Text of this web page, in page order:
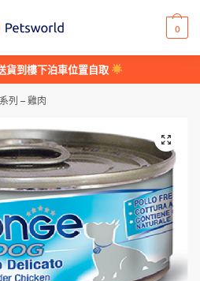
0
貨到樓下泊車位置自取
列 – 雞肉